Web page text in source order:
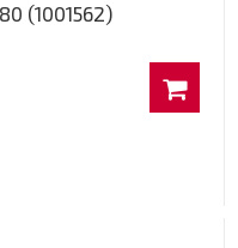
(1001562)